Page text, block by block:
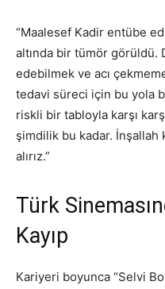
“Maalesef Kadir entübe
altında bir tümör görüldü.
edebilmek ve acı
tedavi süreci için bu yola
riskli bir tabloyla karşı
şimdilik bu kadar.
alırız.”
Türk
Kayıp
Kariyeri boyunca “Selvi